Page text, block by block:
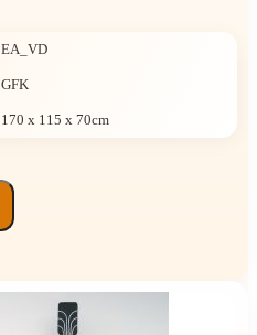
EA_VD
GFK
170 x 115 x 70cm